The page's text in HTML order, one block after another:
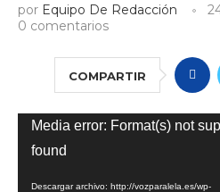
por Equipo De Redacción
0 comentarios
COMPARTIR
Reproductor
de
Media error: Format(s) not
found
Descargar archivo: http://vozparalela.es/wp-